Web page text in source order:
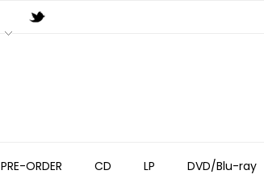
PRE-ORDER CD LP DVD/Blu-ray